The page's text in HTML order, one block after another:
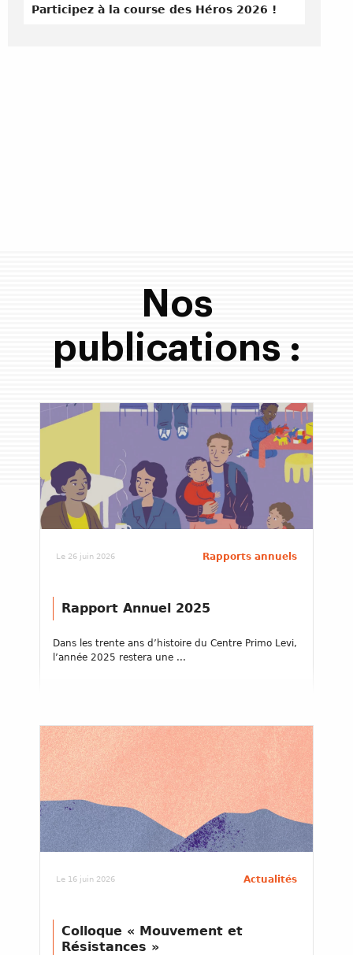
Participez à la course des Héros 2026 !
Nos
publications :
Le 26 juin 2026 Rapports annuels
Rapport Annuel 2025
Dans les trente ans d’histoire du Centre Primo Levi,
l’année 2025 restera une ...
Le 16 juin 2026 Actualités
Colloque « Mouvement et
Résistances »